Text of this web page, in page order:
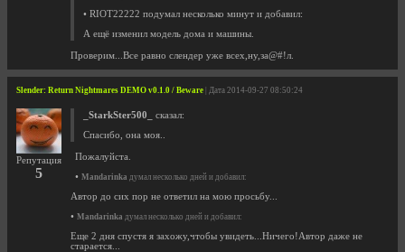
• RIOT22222 подумал несколько минут и добавил:
А ещё изменил модель дома и машины.
Проверим...Все равно слендер уже всех,ну,за@#!л.
Slender: Return Nightmares DEMO v0.1.0 / Beware | Дата 2014-09-27 08:50:24
Репутация
5
_StarkSter500_
сказал:
Спасибо, она моя..
Пожалуйста.
• Mandarinka думал несколько дней и добавил:
Автор до сих пор не ответил на мою просьбу...
• Mandarinka думал несколько дней и добавил:
Еще 2 дня спустя я захожу,чтобы увидеть...Ничего!Автор даже не
старается...